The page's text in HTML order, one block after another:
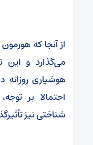
از آنجا که
می‌گذارد و
هوشیاری روزانه
احتمالا بر
شناختی نیز